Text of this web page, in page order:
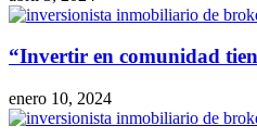
“Invertir en comunidad
enero 10, 2024